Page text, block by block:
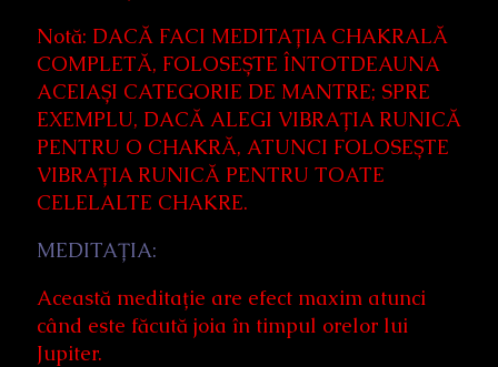
Notă: DACĂ FACI MEDITAȚIA CHAKRALĂ
COMPLETĂ, FOLOSEȘTE ÎNTOTDEAUNA
ACEIAȘI CATEGORIE DE MANTRE; SPRE
EXEMPLU, DACĂ ALEGI VIBRAȚIA RUNICĂ
PENTRU O CHAKRĂ, ATUNCI FOLOSEȘTE
VIBRAȚIA RUNICĂ PENTRU TOATE
CELELALTE CHAKRE.
MEDITAȚIA:
Această meditație are efect maxim atunci
când este făcută joia în timpul orelor lui
Jupiter.